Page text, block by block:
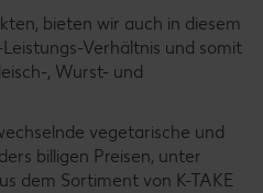
bieten wir auch in diesem
Verhältnis und somit
, Wurst- und
vegetarische und
billigen Preisen, unter
dem Sortiment von K-TAKE